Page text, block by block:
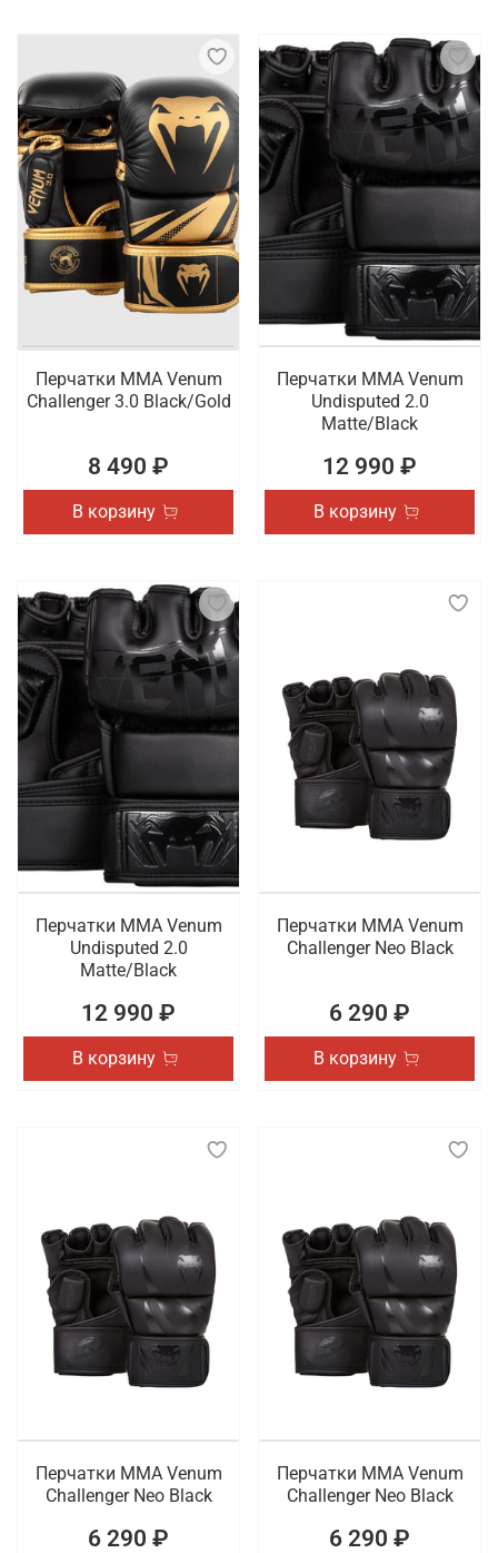
Перчатки ММА Venum
Challenger 3.0 Black/Gold
8 490 ₽
В корзину
Перчатки ММА Venum
Undisputed 2.0
Matte/Black
12 990 ₽
В корзину
Перчатки ММА Venum
Undisputed 2.0
Matte/Black
12 990 ₽
В корзину
Перчатки ММА Venum
Challenger Neo Black
6 290 ₽
В корзину
Перчатки ММА Venum
Challenger Neo Black
6 290 ₽
Перчатки ММА Venum
Challenger Neo Black
6 290 ₽